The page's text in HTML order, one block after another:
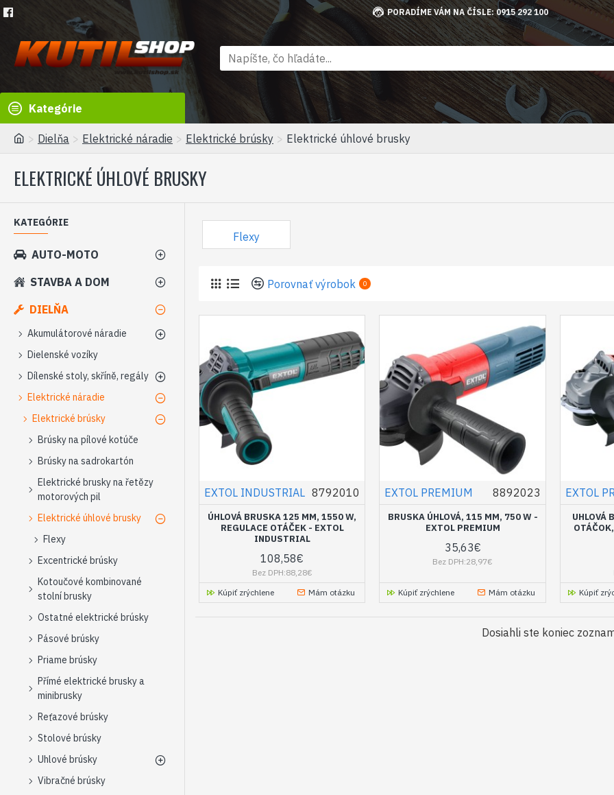
PORADÍME VÁM NA ČÍSLE: 0915 292 100
Kategórie
Dielňa Elektrické náradie Elektrické brúsky Elektrické úhlové brusky
ELEKTRICKÉ ÚHLOVÉ BRUSKY
KATEGÓRIE
AUTO-MOTO
STAVBA A DOM
DIELŇA
Akumulátorové náradie
Dielenské vozíky
Dílenské stoly, skříně, regály
Elektrické náradie
Elektrické brúsky
Brúsky na pílové kotúče
Brúsky na sadrokartón
Elektrické brusky na řetězy
motorových pil
Elektrické úhlové brusky
Flexy
Excentrické brúsky
Kotoučové kombinované
stolní brusky
Ostatné elektrické brúsky
Pásové brúsky
Priame brúsky
Přímé elektrické brusky a
minibrusky
Reťazové brúsky
Stolové brúsky
Uhlové brúsky
Vibračné brúsky
Flexy
Porovnať výrobok 0
EXTOL INDUSTRIAL 8792010
ÚHLOVÁ BRUSKA 125 MM, 1550 W,
REGULACE OTÁČEK - EXTOL
INDUSTRIAL
108,58€
Bez DPH:88,28€
Kúpiť zrýchlene
Mám otázku
EXTOL PREMIUM 8892023
BRUSKA ÚHLOVÁ, 115 MM, 750 W -
EXTOL PREMIUM
35,63€
Bez DPH:28,97€
Kúpiť zrýchlene Mám otázku
EXTOL
UHLOVÁ
Kúpiť
Dosiahli ste koniec